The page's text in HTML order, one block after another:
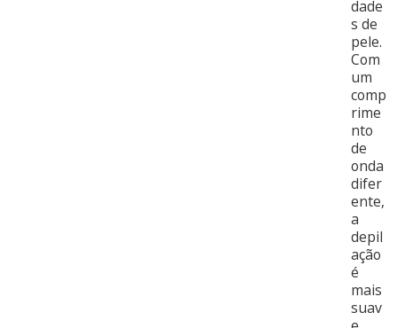
dade
s de
pele.
Com
um
comp
rime
nto
de
onda
difer
ente,
a
depil
ação
é
mais
suav